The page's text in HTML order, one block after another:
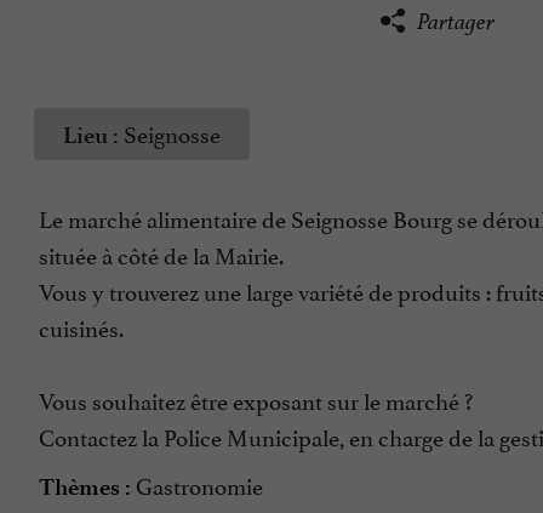
Partager
Lieu : Seignosse
Le marché alimentaire de Seignosse Bourg se
située à côté de la Mairie.
Vous y trouverez une large variété de produits :
cuisinés.
Vous souhaitez être exposant sur le marché ?
Contactez la Police Municipale, en charge de la
Thèmes : Gastronomie